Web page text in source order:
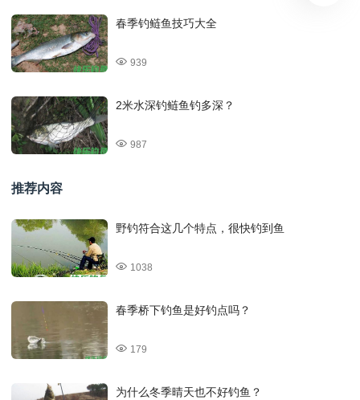
春季钓鲢鱼技巧大全
939
2米水深钓鲢鱼钓多深？
987
推荐内容
野钓符合这几个特点，很快钓到鱼
1038
春季桥下钓鱼是好钓点吗？
179
为什么冬季晴天也不好钓鱼？